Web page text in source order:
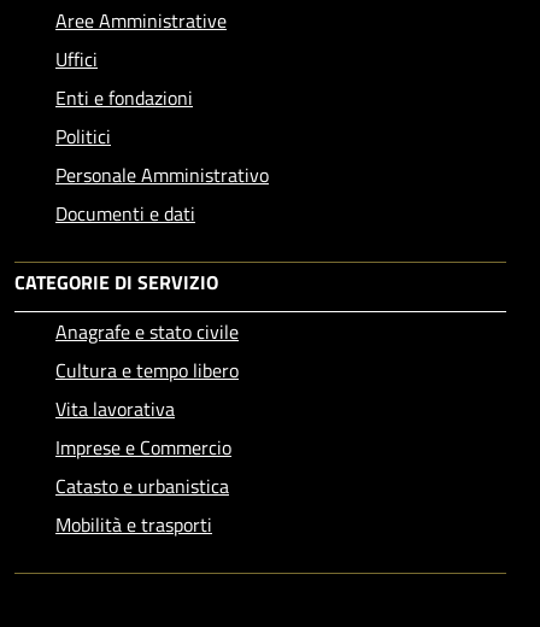
Aree Amministrative
Uffici
Enti e fondazioni
Politici
Personale Amministrativo
Documenti e dati
CATEGORIE DI SERVIZIO
Anagrafe e stato civile
Cultura e tempo libero
Vita lavorativa
Imprese e Commercio
Catasto e urbanistica
Mobilità e trasporti